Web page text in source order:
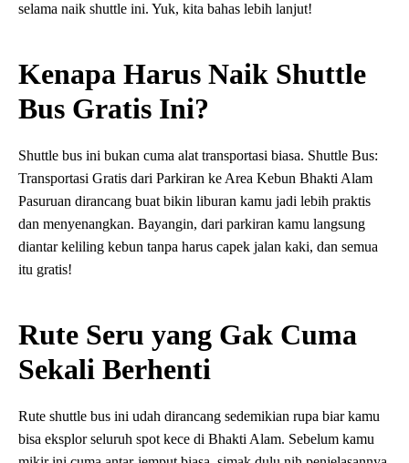
selama naik shuttle ini. Yuk, kita bahas lebih lanjut!
Kenapa Harus Naik Shuttle
Bus Gratis Ini?
Shuttle bus ini bukan cuma alat transportasi biasa. Shuttle Bus:
Transportasi Gratis dari Parkiran ke Area Kebun Bhakti Alam
Pasuruan dirancang buat bikin liburan kamu jadi lebih praktis
dan menyenangkan. Bayangin, dari parkiran kamu langsung
diantar keliling kebun tanpa harus capek jalan kaki, dan semua
itu gratis!
Rute Seru yang Gak Cuma
Sekali Berhenti
Rute shuttle bus ini udah dirancang sedemikian rupa biar kamu
bisa eksplor seluruh spot kece di Bhakti Alam. Sebelum kamu